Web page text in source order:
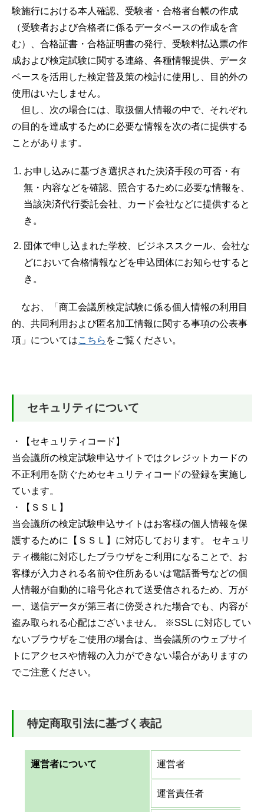
験施行における本人確認、受験者・合格者台帳の作成
（受験者および合格者に係るデータベースの作成を含
む）、合格証書・合格証明書の発行、受験料払込票の作
成および検定試験に関する連絡、各種情報提供、データ
ベースを活用した検定普及策の検討に使用し、目的外の
使用はいたしません。
但し、次の場合には、取扱個人情報の中で、それぞれ
の目的を達成するために必要な情報を次の者に提供する
ことがあります。
お申し込みに基づき選択された決済手段の可否・有
無・内容などを確認、照合するために必要な情報を、
当該決済代行委託会社、カード会社などに提供すると
き。
団体で申し込まれた学校、ビジネススクール、会社な
どにおいて合格情報などを申込団体にお知らせすると
き。
なお、「商工会議所検定試験に係る個人情報の利用目
的、共同利用および匿名加工情報に関する事項の公表事
項」についてはこちら をご覧ください。
セキュリティについて
・【セキュリティコード】
当会議所の検定試験申込サイトではクレジットカードの
不正利用を防ぐためセキュリティコードの登録を実施し
ています。
・【ＳＳＬ】
当会議所の検定試験申込サイトはお客様の個人情報を保
護するために【ＳＳＬ】に対応しております。 セキュリ
ティ機能に対応したブラウザをご利用になることで、お
客様が入力される名前や住所あるいは電話番号などの個
人情報が自動的に暗号化されて送受信されるため、万が
一、送信データが第三者に傍受された場合でも、内容が
盗み取られる心配はございません。 ※SSL に対応してい
ないブラウザをご使用の場合は、当会議所のウェブサイ
トにアクセスや情報の入力ができない場合がありますの
でご注意ください。
特定商取引法に基づく表記
運営者について 運営者
運営責任者